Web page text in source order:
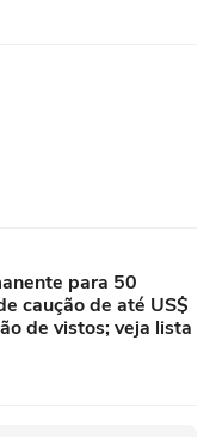
para 50
caução de até US$
de vistos; veja lista